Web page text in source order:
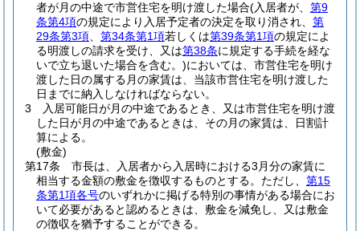
者が月の中途で市営住宅を明け渡した場合(入居者が、 第9
条第4項の規定により入居予定者の決定を取り消され、 第
29条第3項
第34条第1項若しくは第39条第1項の規定によ
る明渡しの請求を受け、又は第38条に規定する手続を経な
いで立ち退いた場合を含む。)においては、市営住宅を明け
渡した日の属する月の家賃は、当該市営住宅を明け渡した
日までに納入しなければならない。
3
入居可能日が月の中途であるとき、又は市営住宅を明け渡
した日が月の中途であるときは、その月の家賃は、日割計
算による。
(敷金)
第17条
市長は、入居者から入居時における3月分の家賃に
相当する金額の敷金を徴収するものとする。 ただし、 第15
条第1項各号のいずれかに掲げる特別の事情がある場合にお
いて必要があると認めるときは、敷金を減免し、又は敷金
の徴収を猶予することができる。